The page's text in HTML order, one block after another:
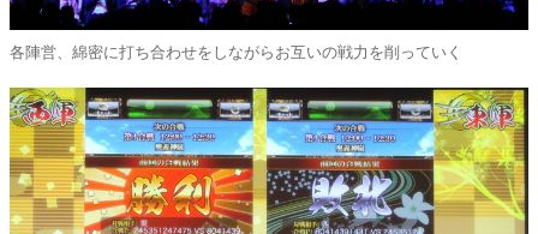
各陣営、綿密に打ち合わせをしながらお互いの戦力を削っていく